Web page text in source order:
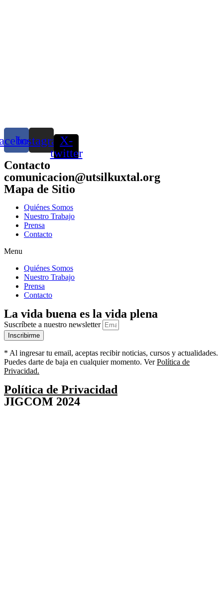
InstagramX-
twitter
Contacto
comunicacion@utsilkuxtal.org
Mapa de Sitio
Quiénes Somos
Nuestro Trabajo
Prensa
Contacto
Menu
Quiénes Somos
Nuestro Trabajo
Prensa
Contacto
La vida buena es la vida plena
Suscríbete a nuestro newsletter
Inscribirme
* Al ingresar tu email, aceptas recibir noticias, cursos y actualidades.
Puedes darte de baja en cualquier momento. VerPolítica de
Privacidad.
Política de Privacidad
JIGCOM 2024